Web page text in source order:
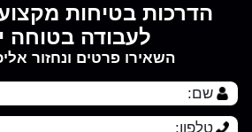
הדרכות בטיחות
לעבודה בטוחה
השאירו פרטים ונחזור